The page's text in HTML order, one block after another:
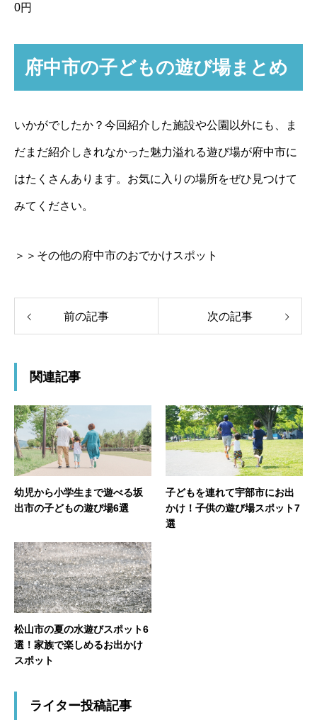
0円
府中市の子どもの遊び場まとめ
いかがでしたか？今回紹介した施設や公園以外にも、ま
だまだ紹介しきれなかった魅力溢れる遊び場が府中市に
はたくさんあります。お気に入りの場所をぜひ見つけて
みてください。
＞＞その他の府中市のおでかけスポット
前の記事 次の記事
関連記事
幼児から小学生まで遊べる坂
出市の子どもの遊び場6選
子どもを連れて宇部市にお出
かけ！子供の遊び場スポット7
選
松山市の夏の水遊びスポット6
選！家族で楽しめるお出かけ
スポット
ライター投稿記事